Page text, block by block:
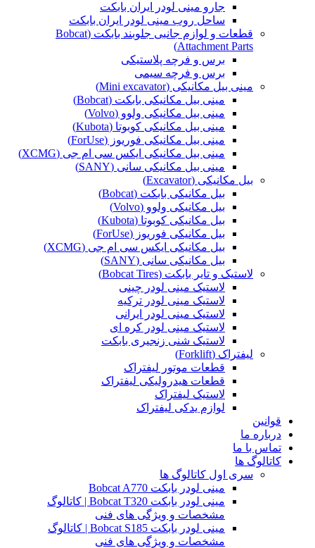
جارو مینی لودر ایران بابکت
ساحل روب مینی لودر ایران بابکت
قطعات و لوازم جانبی جلوبند بابکت (Bobcat
Attachment Parts)
برس و فرچه پلاستیکی
برس و فرچه سیمی
مینی بیل مکانیکی (Mini excavator)
مینی بیل مکانیکی بابکت (Bobcat)
مینی بیل مکانیکی ولوو (Volvo)
مینی بیل مکانیکی کوبوتا (Kubota)
مینی بیل مکانیکی فوریوز (ForUse)
مینی بیل مکانیکی ایکس سی ام جی (XCMG)
مینی بیل مکانیکی سانی (SANY)
بیل مکانیکی (Excavator)
بیل مکانیکی بابکت (Bobcat)
بیل مکانیکی ولوو (Volvo)
بیل مکانیکی کوبوتا (Kubota)
بیل مکانیکی فوریوز (ForUse)
بیل مکانیکی ایکس سی ام جی (XCMG)
بیل مکانیکی سانی (SANY)
لاستیک و تایر بابکت (Bobcat Tires)
لاستیک مینی لودر چینی
لاستیک مینی لودر ترکیه
لاستیک مینی لودر ایرانی
لاستیک مینی لودر کره ای
لاستیک شنی زنجیری بابکت
لیفتراک (Forklift)
قطعات موتور لیفتراک
قطعات هیدرولیکی لیفتراک
لاستیک لیفتراک
لوازم یدکی لیفتراک
قوانین
درباره ما
تماس با ما
کاتالوگ ها
سری اول کاتالوگ ها
مینی لودر بابکت Bobcat A770
مینی لودر بابکت Bobcat T320 | کاتالوگ
مشخصات و ویژگی های فنی
مینی لودر بابکت Bobcat S185 | کاتالوگ
مشخصات و ویژگی های فنی